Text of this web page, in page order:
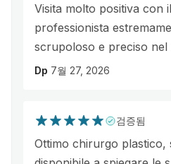
Visita molto positiva con
professionista
scrupoloso e preciso
Dp 7월 27, 2026
검증됨
Ottimo chirurgo plastico,